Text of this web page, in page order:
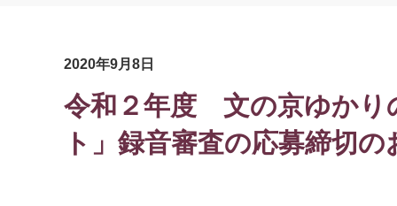
2020年9月8日
令和２年度 文の京ゆかり
ト」録音審査の応募締切の